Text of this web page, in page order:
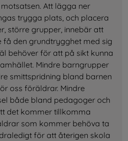
Att lägga ner
trygga plats, och placera
större grupper, innebär att
få den grundtrygghet med sig
behöver för att på sikt kunna
Mindre barngrupper
smittspridning bland barnen
oss föräldrar. Mindre
både bland pedagoger och
det kommer tillkomma
som kommer behöva ta
för att återigen skola